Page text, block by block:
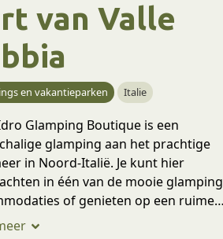
van Valle
en vakantieparken Italie
Glamping Boutique is een
glamping aan het prachtige
in Noord-Italië. Je kunt hier
in één van de mooie glamping
of genieten op een ruime
met uitzicht op het meer. De